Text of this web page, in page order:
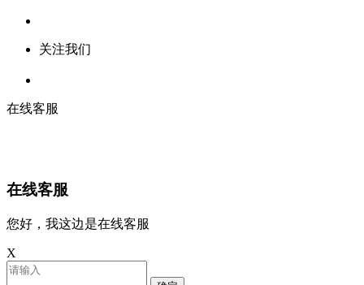
关注我们
在线客服
在线客服
您好，我这边是在线客服
X